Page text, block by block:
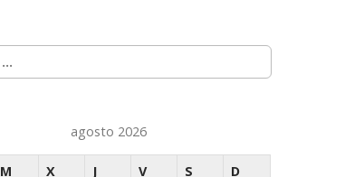
agosto 2026
M X J V S
D